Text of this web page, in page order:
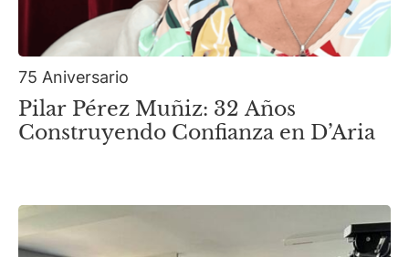
75 Aniversario
Pilar Pérez Muñiz: 32 Años
Construyendo Confianza en D’Aria